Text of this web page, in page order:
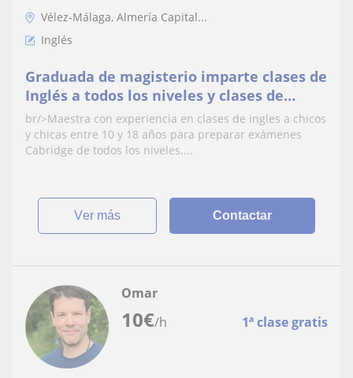
Vélez-Málaga, Almería Capital...
Inglés
Graduada de magisterio imparte clases de
Inglés a todos los niveles y clases de
refuerzo de otras asignaturas hasta 2º
ESO en Retamar y alrededores
br/>Maestra con experiencia en clases de ingles a chicos
y chicas entre 10 y 18 años para preparar exámenes
Cabridge de todos los niveles....
ver más Contactar
10€/h 1ª clase gratis
Omar